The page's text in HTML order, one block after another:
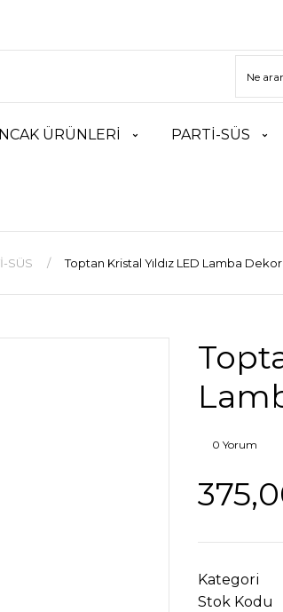
ÜRÜNLERİ PARTİ-SÜS
SÜS Toptan Kristal Yıldız LED Lamba Dekor
0 Yorum
Kategori
Stok Kodu